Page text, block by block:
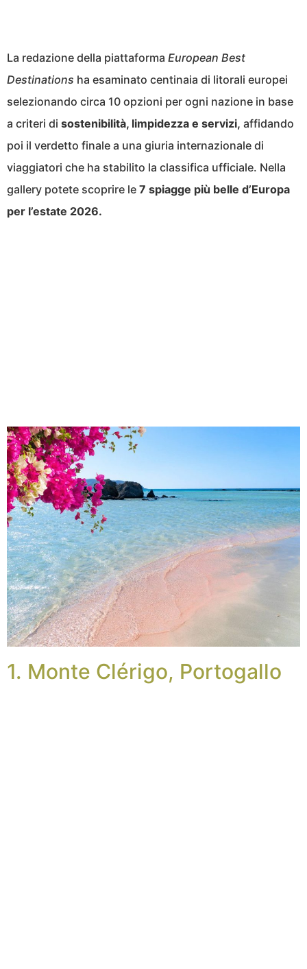
La redazione della piattaforma European Best
Destinations ha esaminato centinaia di litorali europei
selezionando circa 10 opzioni per ogni nazione in base
a criteri di sostenibilità, limpidezza e servizi, affidando
poi il verdetto finale a una giuria internazionale di
viaggiatori che ha stabilito la classifica ufficiale. Nella
gallery potete scoprire le 7 spiagge più belle d’Europa
per l’estate 2026.
1. Monte Clérigo, Portogallo